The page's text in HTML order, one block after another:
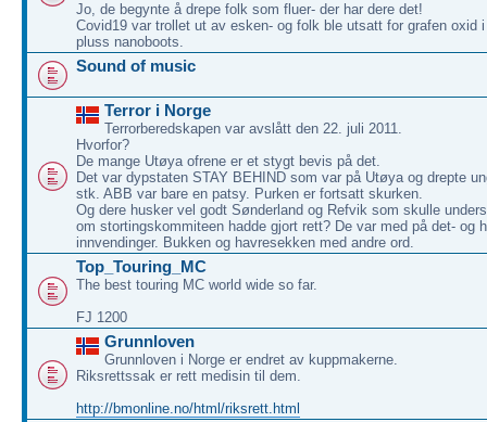
Jo, de begynte å drepe folk som fluer- der har dere det!
Covid19 var trollet ut av esken- og folk ble utsatt for grafen oxid
pluss nanoboots.
Sound of music
Terror i Norge
Terrorberedskapen var avslått den 22. juli 2011.
Hvorfor?
De mange Utøya ofrene er et stygt bevis på det.
Det var dypstaten STAY BEHIND som var på Utøya og drepte
stk. ABB var bare en patsy. Purken er fortsatt skurken.
Og dere husker vel godt Sønderland og Refvik som skulle
om stortingskommiteen hadde gjort rett? De var med på det- og
innvendinger. Bukken og havresekken med andre ord.
Top_Touring_MC
The best touring MC world wide so far.
FJ 1200
Grunnloven
Grunnloven i Norge er endret av kuppmakerne.
Riksrettssak er rett medisin til dem.
http://bmonline.no/html/riksrett.html